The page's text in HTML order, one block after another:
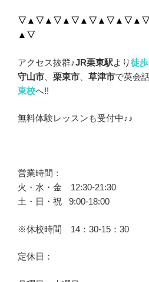
▲▽
アクセス抜群♪JR栗東駅より徒
守山市
栗東市 草津市で英会
東校へ!!
無料体験レッスンも受付中♪♪
営業時間：
火・水・金 12:30-21:30
土・日・祝 9:00-18:00
※休校時間 14：30-15：30
定休日：